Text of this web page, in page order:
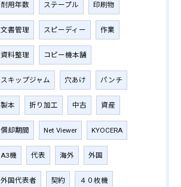
耐用年数 ステープル 印刷物
文書管理 スピーディー 作業
資料整理 コピー機本舗
スキップジャム 穴あけ パンチ
製本 折り加工 中古 資産
償却期間 Net Viewer KYOCERA
A3機 代表 海外 外国
外国代表者 契約 ４０枚機